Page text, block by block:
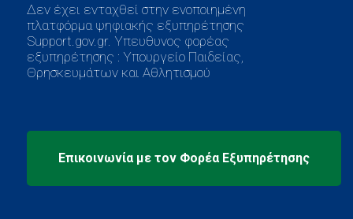
Δεν έχει ενταχθεί στην ενοποιημένη
πλατφόρμα ψηφιακής εξυπηρέτησης
Support.gov.gr. Υπευθυνος φορέας
εξυπηρέτησης : Υπουργείο Παιδείας,
Θρησκευμάτων και Αθλητισμού